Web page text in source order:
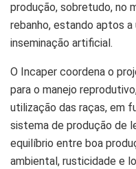
produção, sobretudo, no
rebanho, estando aptos
inseminação artificial.
O Incaper coordena o
para o manejo
utilização das raças, em
sistema de produção de
equilíbrio entre boa
ambiental, rusticidade e